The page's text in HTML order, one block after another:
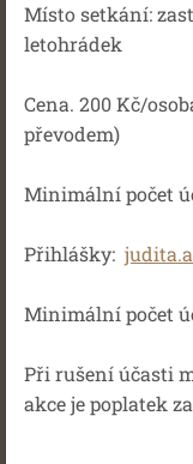
Místo setkání:
letohrádek
Cena. 200 Kč/
převodem)
Minimální počet
Přihlášky:
Minimální počet
Při rušení účasti
akce je poplatek